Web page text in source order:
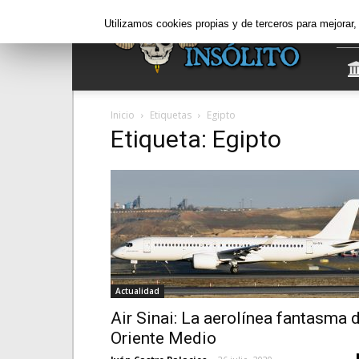
Insólito
Inicio Etiquetas Egipto
Etiqueta: Egipto
Actualidad
Air Sinai: La aerolínea fantasma
Oriente Medio
Utilizamos cookies propias y de terceros para